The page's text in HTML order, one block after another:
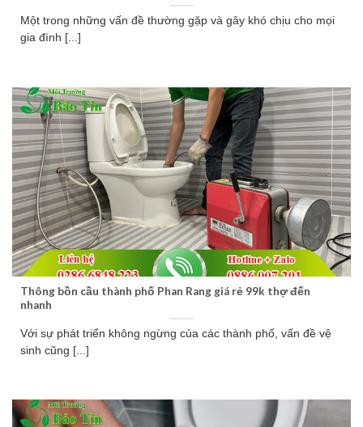
Một trong những vấn đề thường gặp và gây khó chịu cho mọi
gia đình [...]
Thông bồn cầu thành phố Phan Rang giá rẻ 99k thợ đến
nhanh
Với sự phát triển không ngừng của các thành phố, vấn đề vệ
sinh cũng [...]